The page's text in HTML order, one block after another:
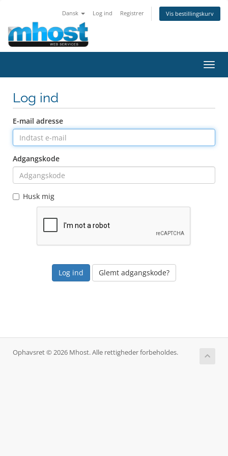
Dansk Log ind Registrer Vis bestillingskurv
Skift
Log ind
E-mail adresse
Adgangskode
Husk mig
Glemt adgangskode?
Ophavsret © 2026 Mhost. Alle rettigheder forbeholdes.